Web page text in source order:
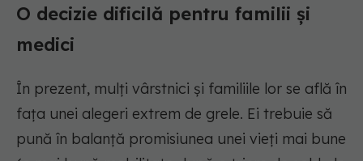
O decizie dificilă pentru familii și
medici
În prezent, mulți vârstnici și familiile lor se află în
fața unei alegeri extrem de grele. Ei trebuie să
pună în balanță promisiunea unei vieți mai bune